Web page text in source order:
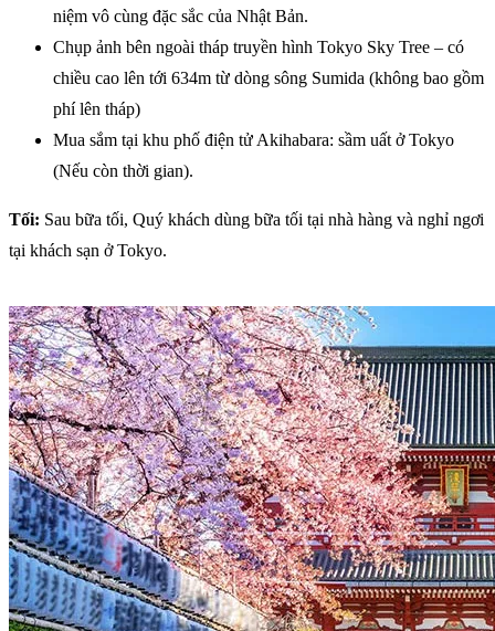
niệm vô cùng đặc sắc của Nhật Bản.
Chụp ảnh bên ngoài tháp truyền hình Tokyo Sky Tree – có
chiều cao lên tới 634m từ dòng sông Sumida (không bao gồm
phí lên tháp)
Mua sắm tại khu phố điện tử Akihabara: sầm uất ở Tokyo
(Nếu còn thời gian).
Tối: Sau bữa tối, Quý khách dùng bữa tối tại nhà hàng và nghỉ ngơi
tại khách sạn ở Tokyo.